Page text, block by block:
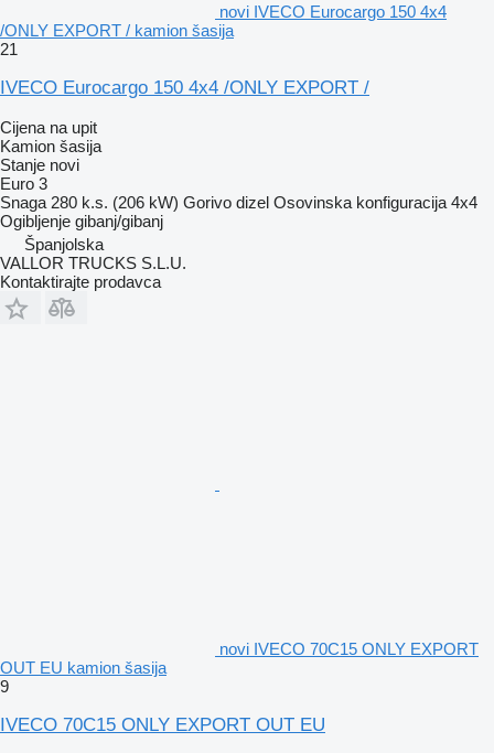
novi IVECO Eurocargo 150 4x4
/ONLY EXPORT / kamion šasija
21
IVECO Eurocargo 150 4x4 /ONLY EXPORT /
Cijena na upit
Kamion šasija
Stanje novi
Euro 3
Snaga 280 k.s. (206 kW) Gorivo dizel Osovinska konfiguracija 4x4
Ogibljenje gibanj/gibanj
Španjolska
VALLOR TRUCKS S.L.U.
Kontaktirajte prodavca
novi IVECO 70C15 ONLY EXPORT
OUT EU kamion šasija
9
IVECO 70C15 ONLY EXPORT OUT EU